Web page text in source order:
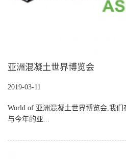
亚洲混凝土世界博览会
2019-03-11
World of 亚洲混凝土世界博览会,我
与今年的亚...